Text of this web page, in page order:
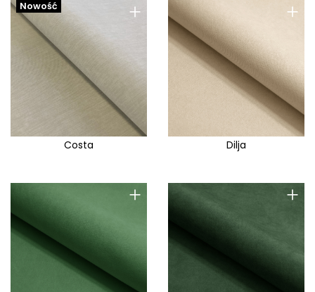
+
Nowość
Costa
+
Dilja
+ +